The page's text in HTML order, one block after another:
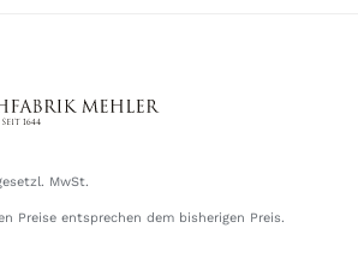
MwSt.
Preise entsprechen dem bisherigen Preis.